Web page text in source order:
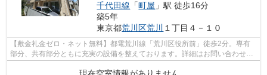
千代田線 「町屋 」駅 徒歩16分
築5年
東京都荒川区荒川 １丁目４－１０
【敷金礼金ゼロ・ネット無料】都電荒川線「荒川区役所前」徒歩2分。専有
部分、共有部分ともに充実の設備を整えております。詳細はお問い合わせく